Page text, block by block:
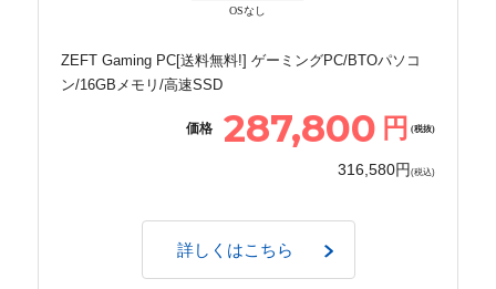
OSなし
ZEFT Gaming PC[送料無料!] ゲーミングPC/BTOパソコ
ン/16GBメモリ/高速SSD
価格 287,800 円 (税抜)
316,580円 (税込)
詳しくはこちら